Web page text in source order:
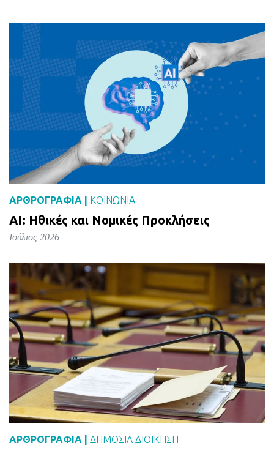
ΑΡΘΡΟΓΡΑΦΙΑ | ΚΟΙΝΩΝΙΑ
AI: Ηθικές και Νομικές Προκλήσεις
Ιούλιος 2026
ΑΡΘΡΟΓΡΑΦΙΑ | ΔΗΜΌΣΙΑ ΔΙΟΊΚΗΣΗ